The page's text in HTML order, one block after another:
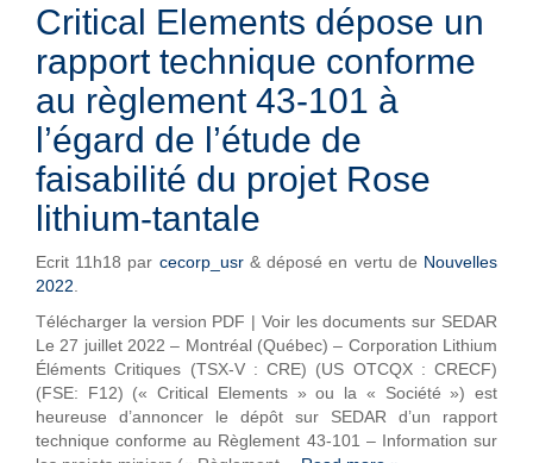
Critical Elements dépose un
rapport technique conforme
au règlement 43-101 à
l’égard de l’étude de
faisabilité du projet Rose
lithium-tantale
Ecrit 11h18 par cecorp_usr &déposé en vertu de Nouvelles
2022
Télécharger la version PDF | Voir les documents sur SEDAR
Le 27 juillet 2022 – Montréal (Québec) – Corporation Lithium
Éléments Critiques (TSX-V : CRE) (US OTCQX : CRECF)
(FSE: F12) (« Critical Elements » ou la « Société ») est
heureuse d’annoncer le dépôt sur SEDAR d’un rapport
technique conforme au Règlement 43-101 – Information sur